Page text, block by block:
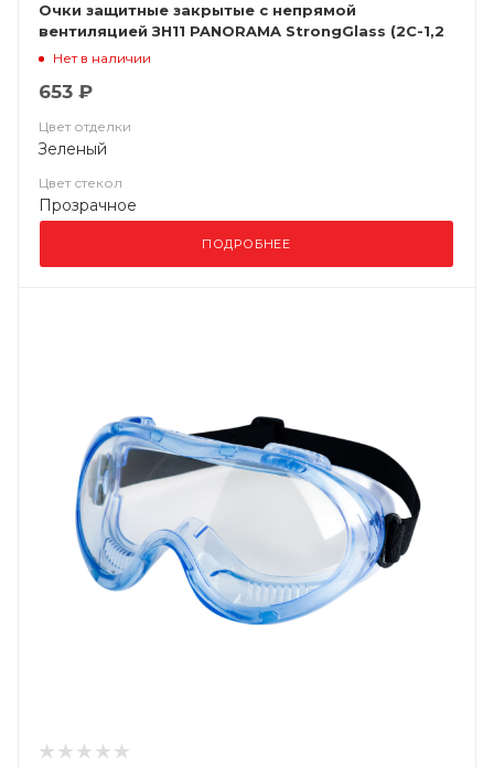
Очки защитные закрытые с непрямой
вентиляцией ЗН11 PANORAMA StrongGlass (2С-1,2
РС) 24137
Нет в наличии
653 ₽
Цвет отделки
Зеленый
Цвет стекол
Прозрачное
ПОДРОБНЕЕ